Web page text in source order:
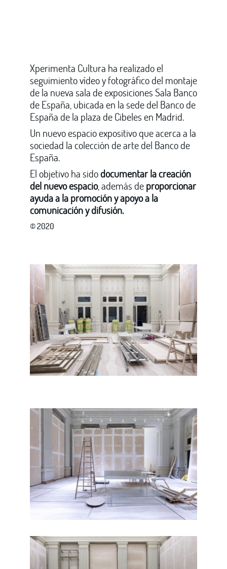
Xperimenta Cultura ha realizado el
seguimiento vídeo y fotográfico del montaje
de la nueva sala de exposiciones Sala Banco
de España, ubicada en la sede del Banco de
España de la plaza de Cibeles en Madrid.
Un nuevo espacio expositivo que acerca a la
sociedad la colección de arte del Banco de
España.
El objetivo ha sidodocumentar la creación
del nuevo espacio, además deproporcionar
ayuda a la promoción y apoyo a la
comunicación y difusión.
© 2020